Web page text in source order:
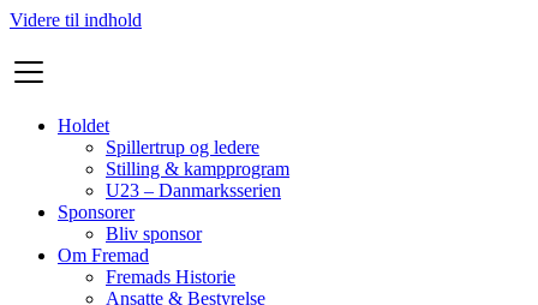
Videre til indhold
Holdet
Spillertrup og ledere
Stilling & kampprogram
U23 – Danmarksserien
Sponsorer
Bliv sponsor
Om Fremad
Fremads Historie
Ansatte & Bestyrelse